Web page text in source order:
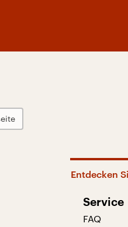
Entdecken
Service
FAQ